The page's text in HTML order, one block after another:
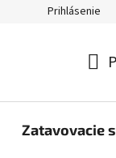
Prihlásenie
Zatavovacie